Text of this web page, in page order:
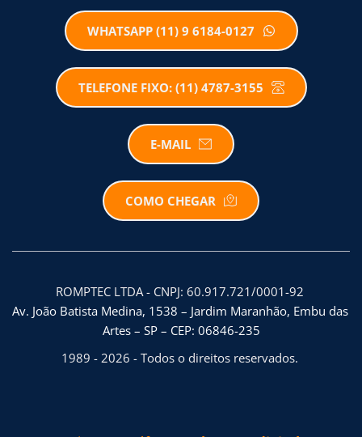
WHATSAPP (11) 9 6184-0127
TELEFONE FIXO: (11) 4787-3155
E-MAIL
COMO CHEGAR
ROMPTEC LTDA - CNPJ: 60.917.721/0001-92
Av. João Batista Medina, 1538 – Jardim Maranhão, Embu das
Artes – SP – CEP: 06846-235
1989 - 2026 - Todos o direitos reservados.